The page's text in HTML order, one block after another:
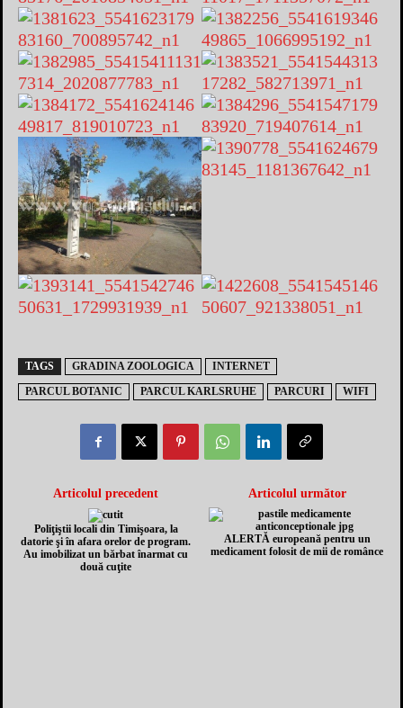
TAGS GRADINA ZOOLOGICA
INTERNET
PARCUL BOTANIC
PARCUL KARLSRUHE PARCURI WIFI
Articolul precedent
Poliţiştii locali din Timişoara, la
datorie şi în afara orelor de program.
Au imobilizat un bărbat înarmat cu
două cuţite
Articolul următor
ALERTĂ europeană pentru un
medicament folosit de mii de românce